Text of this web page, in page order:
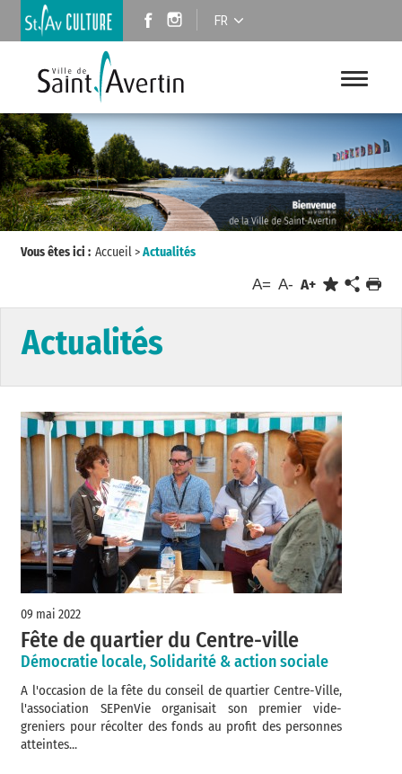
FR
Vous êtes ici : Accueil>Actualités
A= A- A+
Actualités
09 mai 2022
Fête de quartier du Centre-ville
Démocratie locale, Solidarité & action sociale
A l'occasion de la fête du conseil de quartier Centre-Ville,
l'association SEPenVie organisait son premier vide-
greniers pour récolter des fonds au profit des personnes
atteintes...